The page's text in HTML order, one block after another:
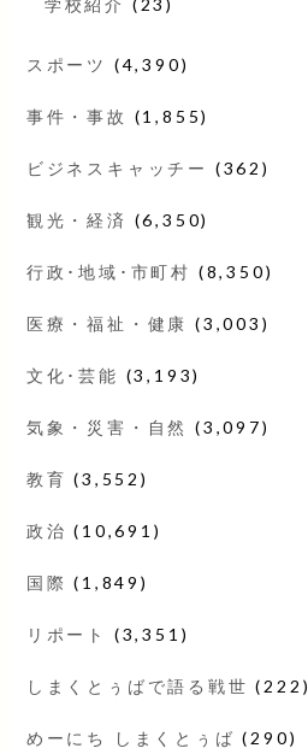
学校紹介 (23)
スポーツ (4,390)
事件・事故 (1,855)
ビジネスキャッチー (362)
観光・経済 (6,350)
行政･地域･市町村 (8,350)
医療・福祉・健康 (3,003)
文化･芸能 (3,193)
気象・災害・自然 (3,097)
教育 (3,552)
政治 (10,691)
国際 (1,849)
リポート (3,351)
しまくとぅばで語る戦世 (222)
めーにち しまくとぅば (290)